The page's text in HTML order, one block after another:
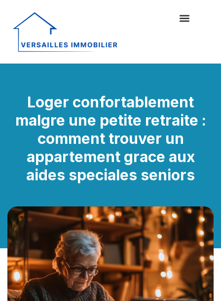
Loger confortablement
malgre une petite retraite :
comment trouver un
appartement grace aux
aides speciales seniors